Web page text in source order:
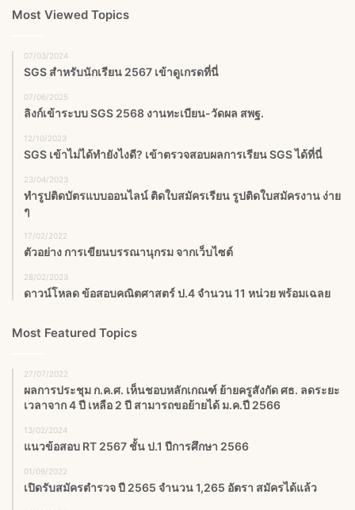
Most Viewed Topics
07/03/2024
SGS สําหรับนักเรียน 2567 เข้าดูเกรดที่นี่
07/06/2025
ลิงก์เข้าระบบ SGS 2568 งานทะเบียน-วัดผล สพฐ.
12/10/2023
SGS เข้าไม่ได้ทำยังไงดี? เข้าตรวจสอบผลการเรียน SGS ได้ที่นี่
23/04/2023
ทำรูปติดบัตรแบบออนไลน์ ติดใบสมัครเรียน รูปติดใบสมัครงาน ง่าย
ๆ
17/02/2022
ตัวอย่าง การเขียนบรรณานุกรม จากเว็บไซต์
28/02/2023
ดาวน์โหลด ข้อสอบคณิตศาสตร์ ป.4 จำนวน 11 หน่วย พร้อมเฉลย
Most Featured Topics
27/07/2022
ผลการประชุม ก.ค.ศ. เห็นชอบหลักเกณฑ์ ย้ายครูสังกัด ศธ. ลดระยะ
เวลาจาก 4 ปี เหลือ 2 ปี สามารถขอย้ายได้ ม.ค.ปี 2566
13/02/2024
แนวข้อสอบ RT 2567 ชั้น ป.1 ปีการศึกษา 2566
01/09/2022
เปิดรับสมัครตำรวจ ปี 2565 จำนวน 1,265 อัตรา สมัครได้แล้ว